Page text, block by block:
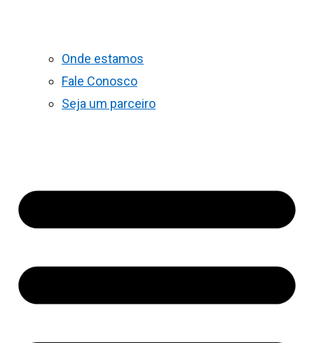
Onde estamos
Fale Conosco
Seja um parceiro